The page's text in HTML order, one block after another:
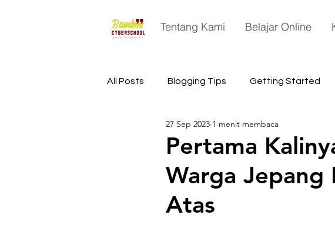
Tentang Kami Belajar Online
All Posts Blogging Tips Getting Started
Astronomy Space
Pertama
Warga Jepang
Atas
27 Sep 2023 1 menit membaca